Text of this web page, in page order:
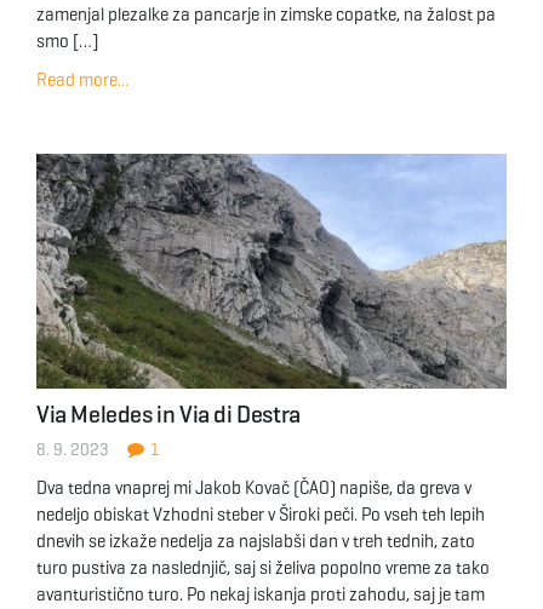
zamenjal plezalke za pancarje in zimske copatke, na žalost pa
smo […]
Read more...
Via Meledes in Via di Destra
8. 9. 2023 1
Dva tedna vnaprej mi Jakob Kovač (ČAO) napiše, da greva v
nedeljo obiskat Vzhodni steber v Široki peči. Po vseh teh lepih
dnevih se izkaže nedelja za najslabši dan v treh tednih, zato
turo pustiva za naslednjič, saj si želiva popolno vreme za tako
avanturistično turo. Po nekaj iskanja proti zahodu, saj je tam